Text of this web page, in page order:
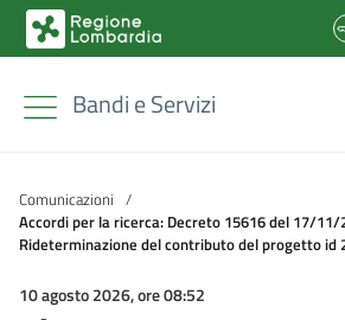
Bandi e Servizi
Comunicazioni /
Accordi per la ricerca: Decreto 15616 del 17/11/
Rideterminazione del contributo del progetto id
10 agosto 2026, ore 08:52